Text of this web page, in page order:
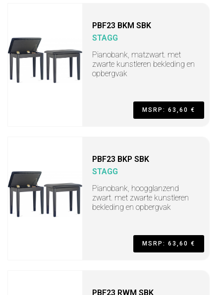
PBF23 BKM SBK
STAGG
Pianobank, matzwart. met
zwarte kunstleren bekleding en
opbergvak
MSRP: 63,60 €
PBF23 BKP SBK
STAGG
Pianobank, hoogglanzend
zwart. met zwarte kunstleren
bekleding en opbergvak
MSRP: 63,60 €
PBF23 RWM SBK